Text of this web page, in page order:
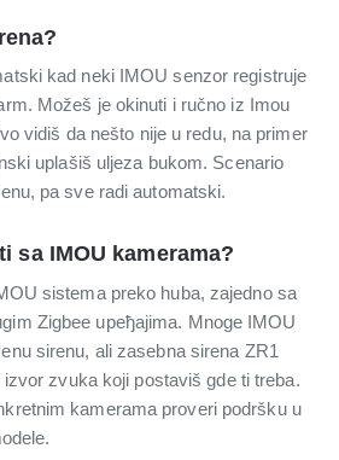
kad neki IMOU senzor registruje
Možeš je okinuti i ručno iz Imou
vidiš da nešto nije u redu, na primer
uplašiš uljeza bukom. Scenario
pa sve radi automatski.
sa IMOU kamerama?
sistema preko huba, zajedno sa
Zigbee uређajima. Mnoge IMOU
sirenu, ali zasebna sirena ZR1
zvuka koji postaviš gde ti treba.
kamerama proveri podršku u